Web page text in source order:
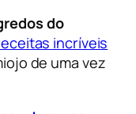
do
incríveis
de uma vez